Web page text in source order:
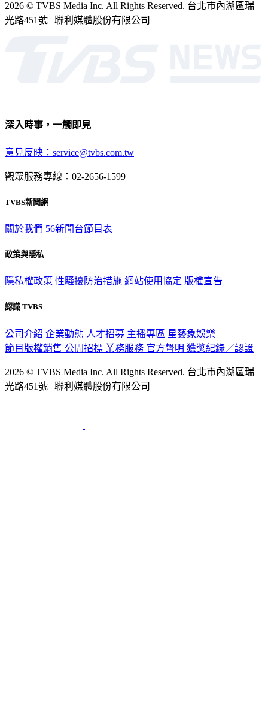
2026 © TVBS Media Inc. All Rights Reserved. 台北市內湖區瑞
光路451號 | 聯利媒體股份有限公司
深入時事，一觸即見
意見反映：service@tvbs.com.tw
觀眾服務專線：02-2656-1599
TVBS新聞網
關於我們 56新聞台節目表
政策與隱私
隱私權政策 性騷擾防治措施 網站使用協定 版權宣告
認識 TVBS
公司介紹 企業動態 人才招募 主播專區 星藝象娛樂
節目版權銷售 公開招標 業務服務 官方聲明 獲獎紀錄／認證
2026 © TVBS Media Inc. All Rights Reserved. 台北市內湖區瑞
光路451號 | 聯利媒體股份有限公司